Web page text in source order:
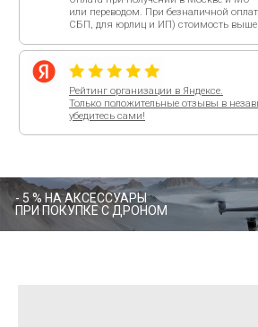
- 5 % НА АКСЕССУАРЫ
ПРИ ПОКУПКЕ С ДРОНОМ